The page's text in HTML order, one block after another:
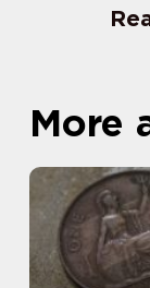
More